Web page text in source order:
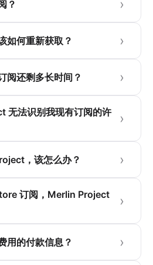
？
如何重新获取？
阅还剩多长时间？
无法识别我现有订阅的许
，该怎么办？
订阅，Merlin Project
用的付款信息？